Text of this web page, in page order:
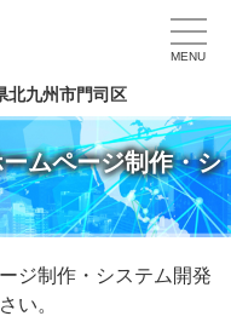
MENU
北九州市門司区
ムページ制作・シ
ジ制作・システム開発
い。